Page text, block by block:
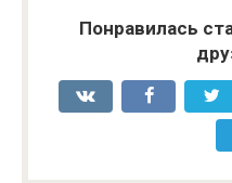
Понравилась